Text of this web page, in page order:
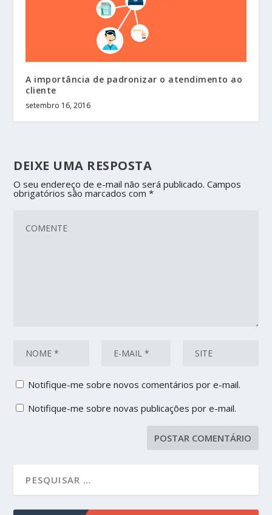
A importância de padronizar o atendimento ao
cliente
setembro 16, 2016
DEIXE UMA RESPOSTA
O seu endereço de e-mail não será publicado. Campos
obrigatórios são marcados com*
Notifique-me sobre novos comentários por e-mail.
Notifique-me sobre novas publicações por e-mail.